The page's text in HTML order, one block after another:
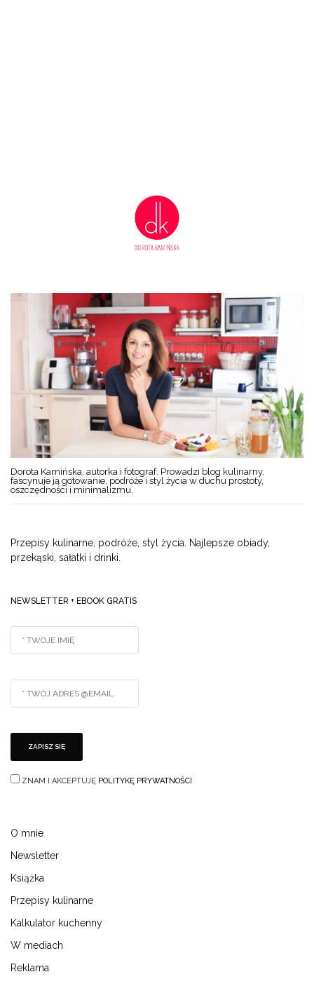
Dorota Kamińska, autorka i fotograf. Prowadzi blog kulinarny,
fascynuje ją gotowanie, podróże i styl życia w duchu prostoty,
oszczędności i minimalizmu.
Przepisy kulinarne, podróże, styl życia. Najlepsze obiady,
przekąski, sałatki i drinki.
NEWSLETTER + EBOOK GRATIS
ZNAM I AKCEPTUJĘ POLITYKĘ PRYWATNOŚCI
O mnie
Newsletter
Książka
Przepisy kulinarne
Kalkulator kuchenny
W mediach
Reklama